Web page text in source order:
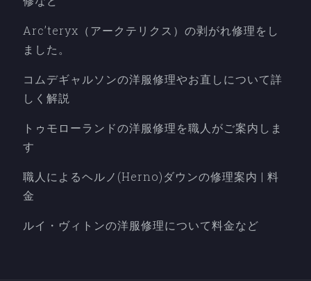
Arc’teryx（アークテリクス）の剥がれ修理をし
ました。
コムデギャルソンの洋服修理やお直しについて詳
しく解説
トゥモローランドの洋服修理を職人がご案内しま
す
職人によるヘルノ(Herno)ダウンの修理案内 | 料
金
ルイ・ヴィトンの洋服修理について料金など